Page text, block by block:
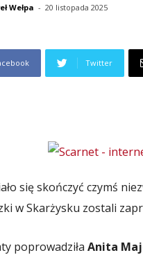
Wełpa - 20 listopada 2025
Twitter
się skończyć czymś
w Skarżysku zostali
poprowadziła Anita